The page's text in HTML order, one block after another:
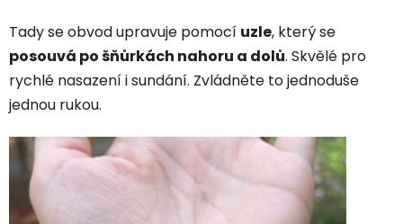
Tady se obvod upravuje pomocí uzle, který se
posouvá po šňůrkách nahoru a dolů. Skvělé pro
rychlé nasazení i sundání. Zvládněte to jednoduše
jednou rukou.